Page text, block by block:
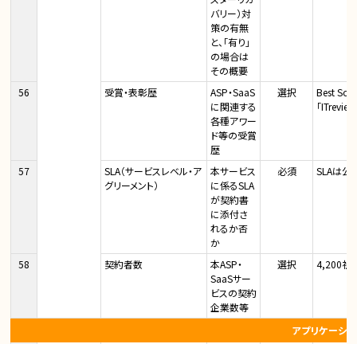
バリー）対
策の有無
と、「有り」
の場合は
その概要
56 受賞・表彰歴
ASP・SaaS
に関連する
各種アワー
ド等の受賞
歴
選択
Best
「
57
SLA（サービスレベル・ア
グリーメント）
本サービス
に係るSLA
が契約書
に添付さ
れるか否
か
必須 SLAは公
58 契約者数
本ASP・
SaaSサー
ビスの契約
企業数等
選択 4,200社
アプリケーシ